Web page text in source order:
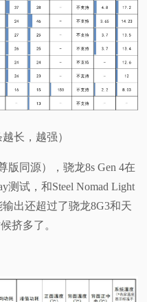
长，越强）
版同源），骁龙8s Gen 4在
测试，和Steel Nomad Light
出还超过了骁龙8G3和天
挤多了。